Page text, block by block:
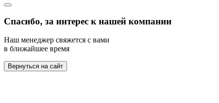
Спасибо, за интерес к нашей компании
Наш менеджер свяжется с вами
в ближайшее время
Вернуться на сайт